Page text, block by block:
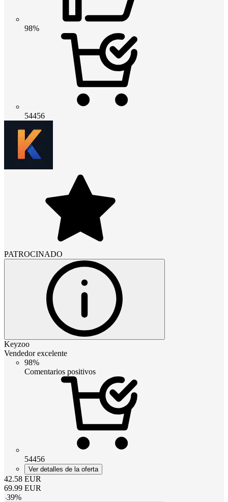
98%
54456
PATROCINADO
Keyzoo
Vendedor excelente
98%
Comentarios positivos
54456
Ver detalles de la oferta
42.58 EUR
69.99 EUR
-39%